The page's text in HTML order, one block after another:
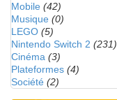
Mobile (42)
Musique (0)
LEGO (5)
Nintendo Switch 2 (231)
Cinéma (3)
Plateformes (4)
Société (2)